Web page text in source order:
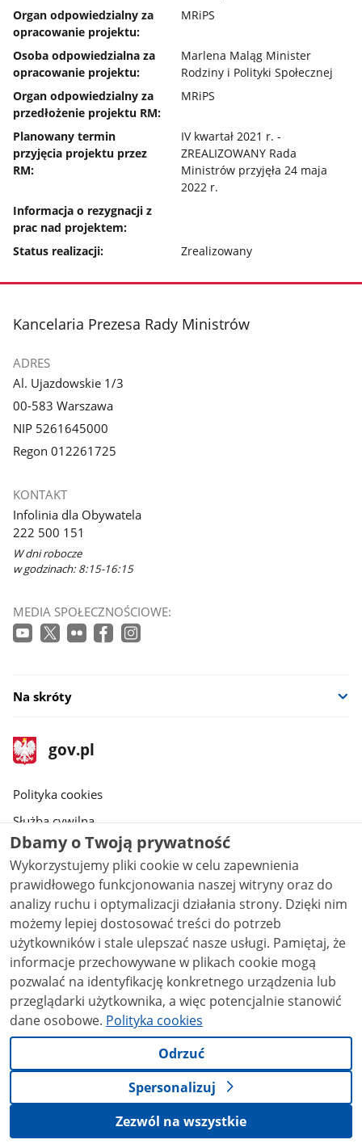
Organ odpowiedzialny za
opracowanie projektu:
MRiPS
Osoba odpowiedzialna za
opracowanie projektu:
Marlena Maląg Minister
Rodziny i Polityki Społecznej
Organ odpowiedzialny za
przedłożenie projektu RM:
MRiPS
Planowany termin
przyjęcia projektu przez
RM:
IV kwartał 2021 r. -
ZREALIZOWANY Rada
Ministrów przyjęła 24 maja
2022 r.
Informacja o rezygnacji z
prac nad projektem:
Status realizacji:
Zrealizowany
stopka
Kancelaria Prezesa Rady Ministrów
ADRES
Al. Ujazdowskie 1/3
00-583 Warszawa
NIP 5261645000
Regon 012261725
KONTAKT
Infolinia dla Obywatela
222 500 151
W dni robocze
w godzinach: 8:15-16:15
MEDIA SPOŁECZNOŚCIOWE:
Na skróty
stopka
gov.pl
Strona
gov.pl
gov.pl
Polityka cookies
Służba cywilna
Profil zaufany
BIP
Prawa autorskie
Warunki korzystania
Geoportal
Deklaracja dostępności serwisu Gov.pl
Ustawienia prywatności
Strony dostępne w domenie www.gov.pl mogą zawierać adresy skrzynek
mailowych. Użytkownik korzystający z odnośnika będącego adresem e-
mail zgadza się na przetwarzanie jego danych (adres e-mail oraz
dobrowolnie podanych danych w wiadomości) w celu przesłania
odpowiedzi na przesłane pytania. Szczegóły przetwarzania danych przez
każdą z jednostek znajdują się w ich politykach przetwarzania danych
Dbamy o Twoją prywatność
Wykorzystujemy pliki cookie w celu zapewnienia
prawidłowego funkcjonowania naszej witryny oraz do
analizy ruchu i optymalizacji działania strony. Dzięki nim
możemy lepiej dostosować treści do potrzeb
użytkowników i stale ulepszać nasze usługi. Pamiętaj, że
informacje przechowywane w plikach cookie mogą
pozwalać na identyfikację konkretnego urządzenia lub
przeglądarki użytkownika, a więc potencjalnie stanowić
dane osobowe. Polityka cookies
Odrzuć
Spersonalizuj
Zezwól na wszystkie